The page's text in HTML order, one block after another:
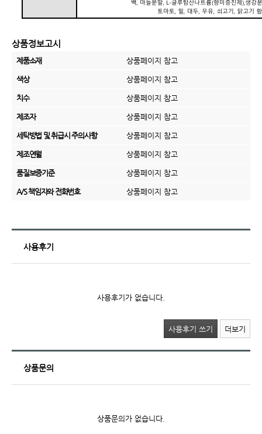
상품정보고시
제품소재 상품페이지 참고
색상 상품페이지 참고
치수 상품페이지 참고
제조자 상품페이지 참고
세탁방법 및 취급시 주의사항 상품페이지 참고
제조연월 상품페이지 참고
품질보증기준 상품페이지 참고
A/S 책임자와 전화번호 상품페이지 참고
사용후기
사용후기가 없습니다.
사용후기 쓰기 더보기
상품문의
상품문의가 없습니다.